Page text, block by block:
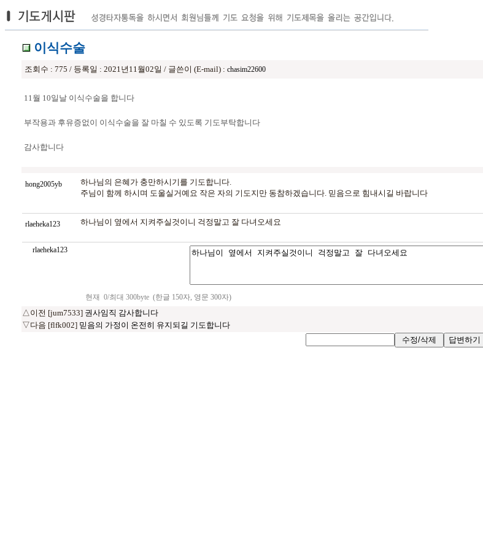
이식수술
조회수 : 775 / 등록일 : 2021년11월02일 / 글쓴이 (E-mail) : chasim22600
11월 10일날 이식수술을 합니다
부작용과 후유증없이 이식수술을 잘 마칠 수 있도록 기도부탁합니다
감사합니다
hong2005yb
하나님의 은혜가 충만하시기를 기도합니다.
주님이 함께 하시며 도울실거예요 작은 자의 기도지만 동참하겠습니다. 믿음으로 힘내시길 바랍니다
rlaeheka123
하나님이 옆에서 지켜주실것이니 걱정말고 잘 다녀오세요
rlaeheka123
현재 0/최대 300byte (한글 150자, 영문 300자)
△이전 [jum7533] 권사임직 감사합니다
▽다음 [flfk002] 믿음의 가정이 온전히 유지되길 기도합니다